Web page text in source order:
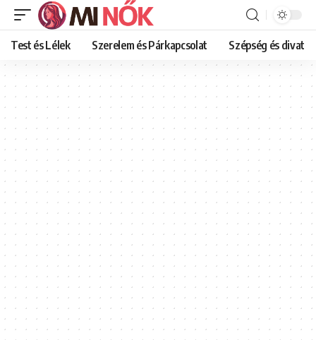
Test és Lélek Szerelem és Párkapcsolat Szépség és divat